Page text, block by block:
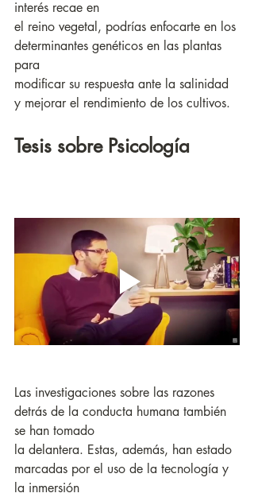
interés recae en
el reino vegetal, podrías enfocarte en los
determinantes genéticos en las plantas
para
modificar su respuesta ante la salinidad
y mejorar el rendimiento de los cultivos.
Tesis sobre Psicología
Las investigaciones sobre las razones
detrás de la conducta humana también
se han tomado
la delantera. Estas, además, han estado
marcadas por el uso de la tecnología y
la inmersión